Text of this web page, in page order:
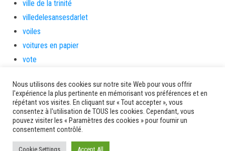
ville de la trinité
villedelesansesdarlet
voiles
voitures en papier
vote
Ancien site AMM
Nous utilisons des cookies sur notre site Web pour vous offrir
l'expérience la plus pertinente en mémorisant vos préférences et en
répétant vos visites. En cliquant sur « Tout accepter », vous
consentez à l'utilisation de TOUS les cookies. Cependant, vous
pouvez visiter les « Paramètres des cookies » pour fournir un
consentement contrôlé.
Cookie Settings Accept All